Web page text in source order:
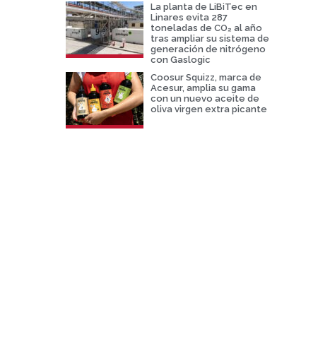
La planta de LiBiTec en
Linares evita 287
toneladas de CO₂ al año
tras ampliar su sistema de
generación de nitrógeno
con Gaslogic
Coosur Squizz, marca de
Acesur, amplia su gama
con un nuevo aceite de
oliva virgen extra picante